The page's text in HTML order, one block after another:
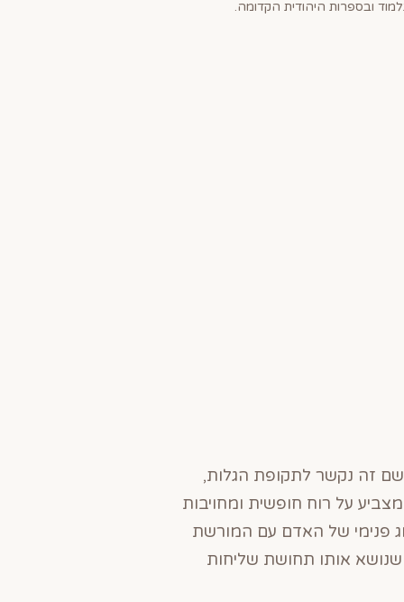
ובספרות היהודית הקדומה.
שם זה נקשר לתקופת הגלות,
על רוח חופשית ומחויבות
פנימי של האדם עם המורשת
אותו תחושת שליחות